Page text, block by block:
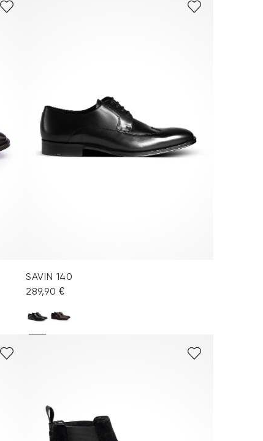
SAVIN 140
289,90 €